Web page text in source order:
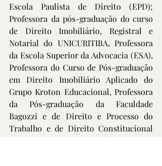
Escola Paulista de Direito (EPD);
Professora da pós-graduação do curso
de Direito Imobiliário, Registral e
Notarial do UNICURITIBA, Professora
da Escola Superior da Advocacia (ESA),
Professora do Curso de Pós-graduação
em Direito Imobiliário Aplicado do
Grupo Kroton Educacional, Professora
da Pós-graduação da Faculdade
Bagozzi e de Direito e Processo do
Trabalho e de Direito Constitucional
em cursos preparatórios para